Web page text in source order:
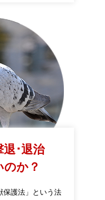
退･退治
のか？
保護法」という法